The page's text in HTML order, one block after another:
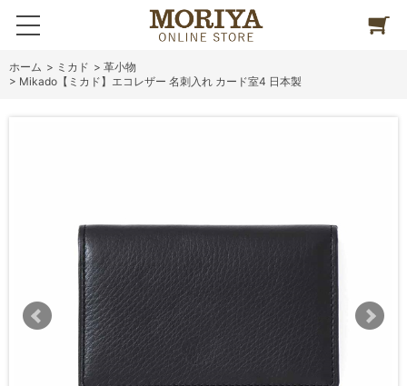
ホーム > ミカド > 革小物
> Mikado【ミカド】エコレザー 名刺入れ カード室4 日本製